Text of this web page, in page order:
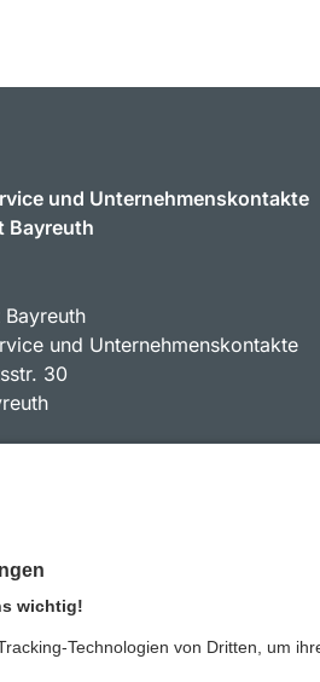
und Unternehmenskontakte
Bayreuth
und Unternehmenskontakte
30
Unternehmen
Studierende
bayreuth.de
Datenschutz / Disclaimer